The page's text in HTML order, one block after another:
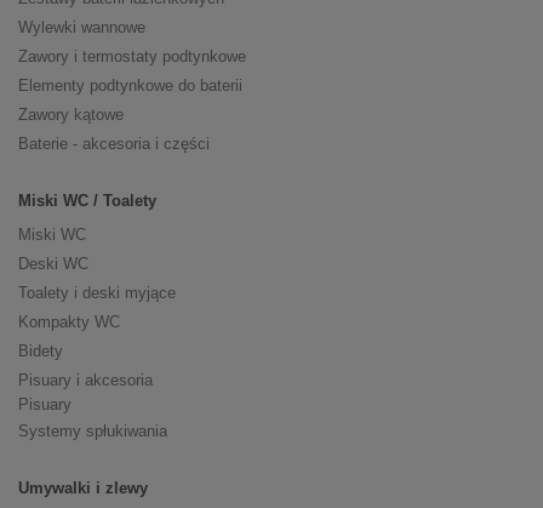
Wylewki wannowe
Zawory i termostaty podtynkowe
Elementy podtynkowe do baterii
Zawory kątowe
Baterie - akcesoria i części
Miski WC / Toalety
Miski WC
Deski WC
Toalety i deski myjące
Kompakty WC
Bidety
Pisuary i akcesoria
Pisuary
Systemy spłukiwania
Umywalki i zlewy